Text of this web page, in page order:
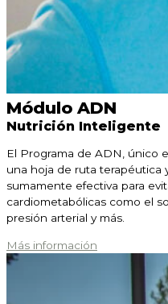
Módulo ADN
Nutrición Inteligente
El Programa de ADN, único
una hoja de ruta terapéutica
sumamente efectiva para
cardiometabólicas como el
presión arterial y más.
Más información